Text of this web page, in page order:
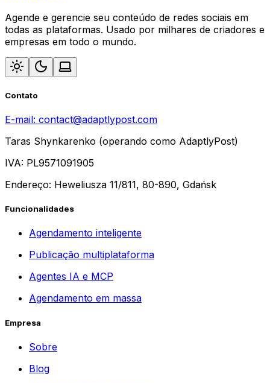
Agende e gerencie seu conteúdo de redes sociais em
todas as plataformas. Usado por milhares de criadores e
empresas em todo o mundo.
Contato
E-mail: contact@adaptlypost.com
Taras Shynkarenko (operando como AdaptlyPost)
IVA: PL9571091905
Endereço: Heweliusza 11/811, 80-890, Gdańsk
Funcionalidades
Agendamento inteligente
Publicação multiplataforma
Agentes IA e MCP
Agendamento em massa
Empresa
Sobre
Blog